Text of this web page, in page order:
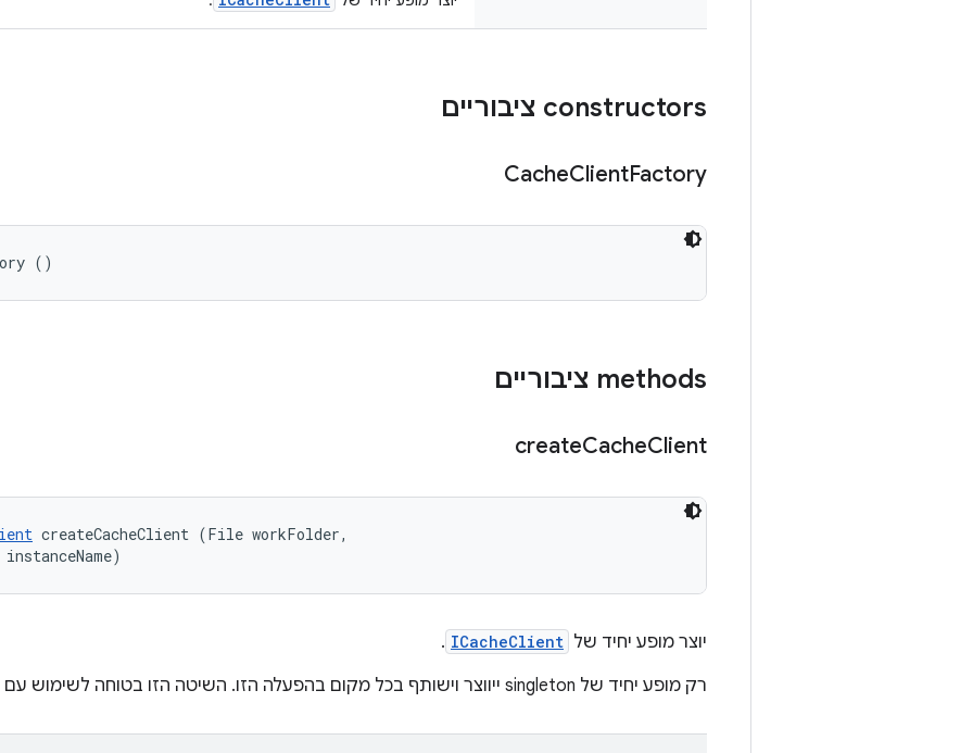
‫constructors ציבוריים
CacheClientFactory
()
‫methods ציבוריים
createCacheClient
createCacheClient (File workFolder,
יוצר מופע יחיד של ICacheClient
.
רק מופע יחיד של singleton ייווצר וישותף בכל מקום בהפעלה הזו. השיטה הזו בטוחה לשימוש עם שרשורים.